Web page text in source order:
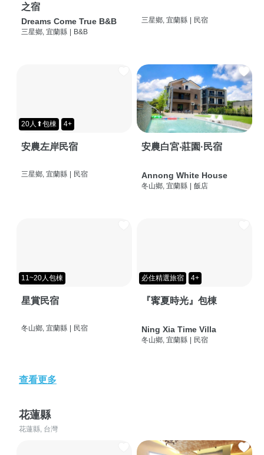
之宿
Dreams Come True B&B
三星鄉, 宜蘭縣 | B&B
三星鄉, 宜蘭縣 | 民宿
20人⬆包棟 4+
安農左岸民宿
三星鄉, 宜蘭縣 | 民宿
安農白宮‧莊園·民宿
Annong White House
冬山鄉, 宜蘭縣 | 飯店
11~20人包棟
星賞民宿
冬山鄉, 宜蘭縣 民宿
必住精選旅宿 4+
『寗夏時光』包棟
Ning Xia Time Villa
冬山鄉, 宜蘭縣 民宿
查看更多
花蓮縣
花蓮縣, 台灣